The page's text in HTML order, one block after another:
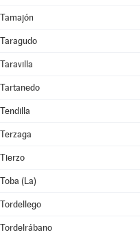
Tamajón
Taragudo
Taravilla
Tartanedo
Tendilla
Terzaga
Tierzo
Toba (La)
Tordellego
Tordelrábano